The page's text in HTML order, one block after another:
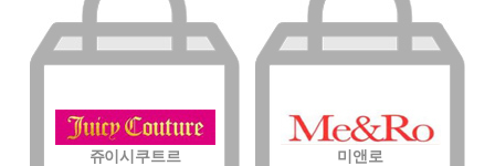
쥬이시쿠트르 미앤로